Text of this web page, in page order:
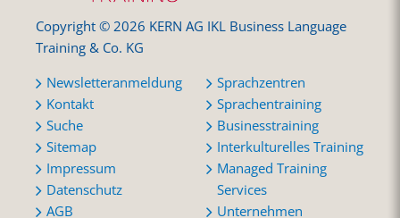
Copyright © 2026 KERN AG IKL Business Language
Training & Co. KG
Newsletteranmeldung
Kontakt
Suche
Sitemap
Impressum
Datenschutz
AGB
Sprachzentren
Sprachentraining
Businesstraining
Interkulturelles Training
Managed Training
Services
Unternehmen